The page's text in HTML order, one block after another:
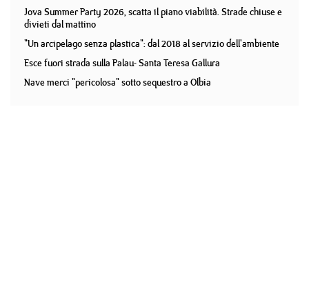
Jova Summer Party 2026, scatta il piano viabilità. Strade chiuse e
divieti dal mattino
"Un arcipelago senza plastica": dal 2018 al servizio dell'ambiente
Esce fuori strada sulla Palau- Santa Teresa Gallura
Nave merci "pericolosa" sotto sequestro a Olbia